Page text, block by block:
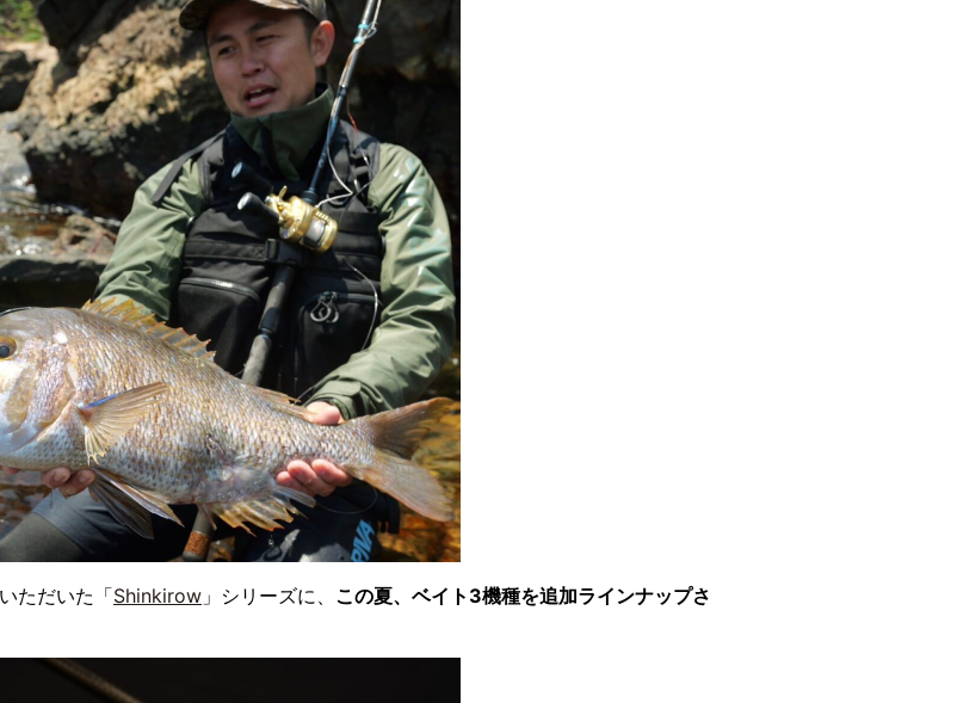
ただいた「Shinkirow 」シリーズに、 この夏、ベイト3機種を追加ラインナップさ